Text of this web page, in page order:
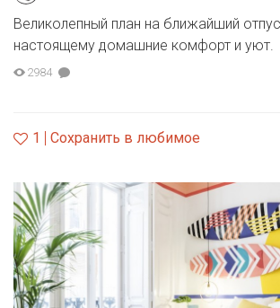
Великолепный план на ближайший
настоящему домашние комфорт и уют.
2984
1 Сохранить в любимое